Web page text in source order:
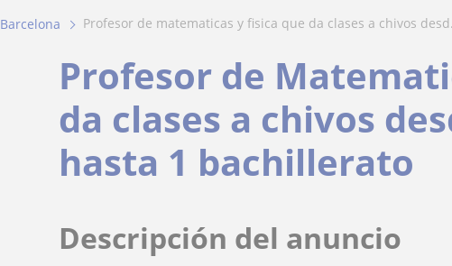
Barcelona profesor de matematicas y fisica que da clases a chivos
Profesor de
da clases a chivos
hasta 1 bachillerato
Descripción del anuncio